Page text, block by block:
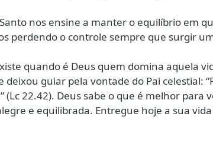
nos ensine a manter o equilíbrio em
perdendo o controle sempre que surgir
quando é Deus quem domina aquela
deixou guiar pela vontade do Pai celestial:
22.42). Deus sabe o que é melhor para
e equilibrada. Entregue hoje a sua